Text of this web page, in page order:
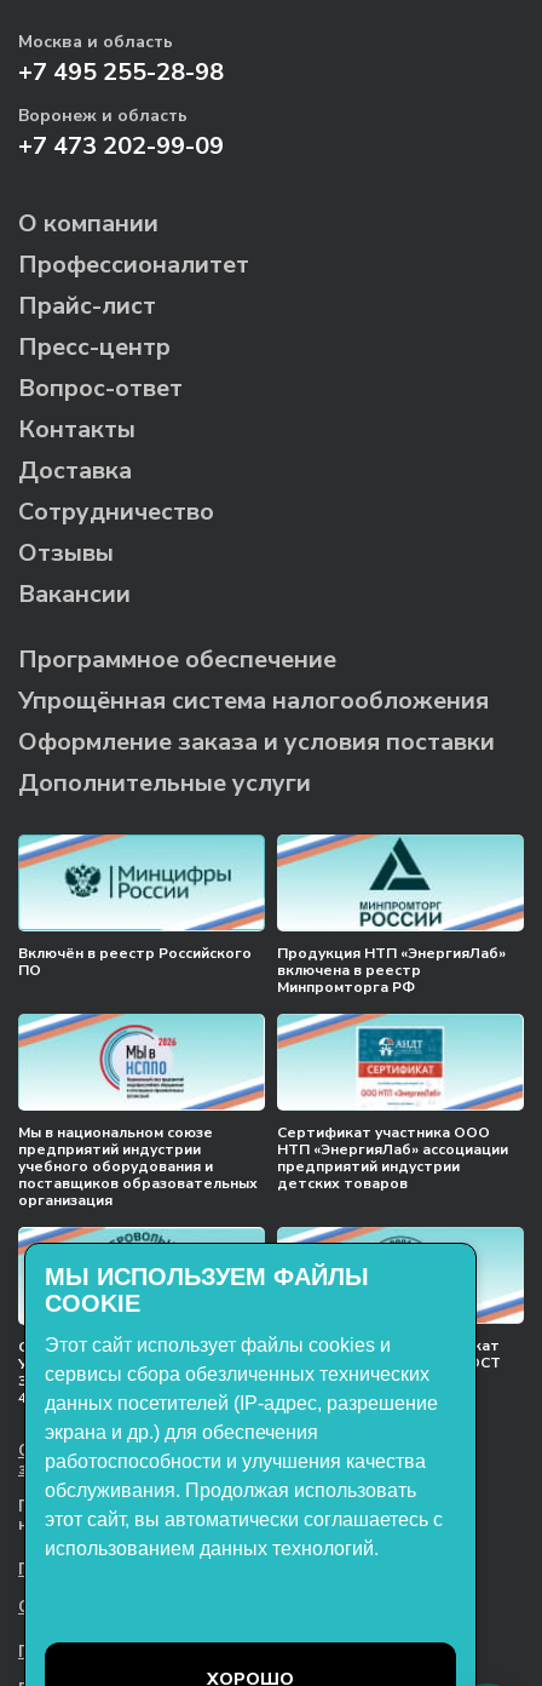
Москва и область
+7 495 255-28-98
Воронеж и область
+7 473 202-99-09
О компании
Профессионалитет
Прайс-лист
Пресс-центр
Вопрос-ответ
Контакты
Доставка
Сотрудничество
Отзывы
Вакансии
Программное обеспечение
Упрощённая система налогообложения
Оформление заказа и условия поставки
Дополнительные услуги
Включён в реестр Российского
ПО
Продукция НТП «ЭнергияЛаб»
включена в реестр
Минпромторга РФ
Мы в национальном союзе
предприятий индустрии
учебного оборудования и
поставщиков образовательных
организация
Сертификат участника ООО
НТП «ЭнергияЛаб» ассоциации
предприятий индустрии
детских товаров
Сертификат соответствия
Учебное оборудование, марки
ЭнергияЛаб ТУ 32.99.53–001–
47627947–2021 Серийный выпуск
Международный сертификат
менеджмента качества ГОСТ
ISO 9001:2015
ООО НТП «ЭнергияЛаб». Все права
защищены.
Представленная на сайте информация
не является публичной офертой
Пользовательское соглашение
Согласие на обработку персональных данных
Политика обработки файлов cookie
МЫ ИСПОЛЬЗУЕМ ФАЙЛЫ
COOKIE
Этот сайт использует файлы cookies и
сервисы сбора обезличенных технических
данных посетителей (IP-адрес, разрешение
экрана и др.) для обеспечения
работоспособности и улучшения качества
обслуживания. Продолжая использовать
этот сайт, вы автоматически соглашаетесь с
использованием данных технологий.
ХОРОШО